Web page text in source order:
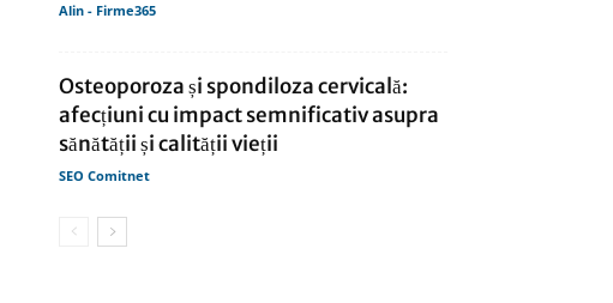
Alin - Firme365
Osteoporoza și spondiloza cervicală:
afecțiuni cu impact semnificativ asupra
sănătății și calității vieții
SEO Comitnet